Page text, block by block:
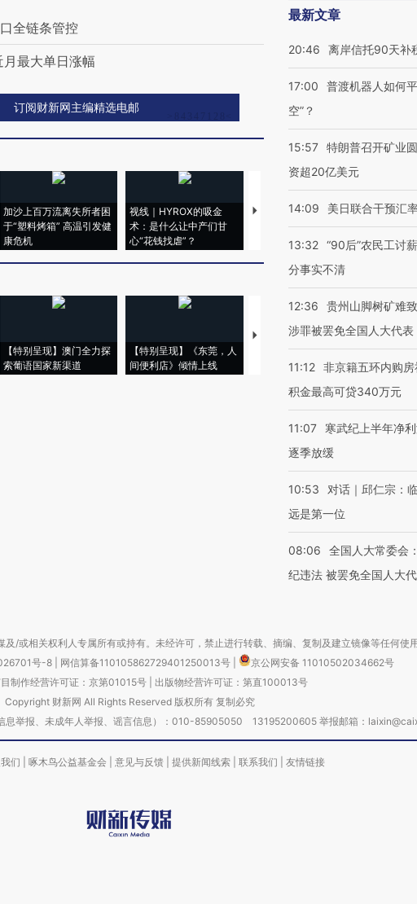
全链条管控
最大单日涨幅
订阅财新网主编精选电邮
加沙上百万流离失所者困
于“塑料烤箱” 高温引发健
康危机
视线｜HYROX的吸金
术：是什么让中产们甘
心“花钱找虐”？
马航飞行员跨国走私7万
粒摇头丸 尿检体内含3种
视线｜
度Z世
育部长
【特别呈现】澳门全力探
索葡语国家新渠道
【特别呈现】《东莞，人
间便利店》倾情上线
【推广】走进第四届链博
会，让数智科技“链”接产
【特别
有意思
最新文章
20:46 离岸信托90天补
17:00
普渡机器人如何
空”？
15:57 特朗普召开矿业
资超20亿美元
14:09 美日联合干预汇
13:32 “90后”农民工讨
分事实不清
12:36
贵州山脚树矿难
涉罪被罢免全国人大代表
11:12 非京籍五环内购
积金最高可贷340万元
11:07
寒武纪上半年净
逐季放缓
10:53
对话｜邱仁宗：
远是第一位
08:06
全国人大常委会
纪违法 被罢免全国人大
/或相关权利人专属所有或持有。未经许可，禁止进行转载、摘编、复制及建立镜像等任何使用
号-8 网信算备110105862729401250013号
京公网安备 11010502034662号
制作经营许可证：京第01015号| 出版物经营许可证：第直100013号
Copyright 财新网 All Rights Reserved 版权所有 复制必究
息举报、未成年人举报、谣言信息）：010-85905050 13195200605 举报邮箱：
们 啄木鸟公益基金会 意见与反馈 提供新闻线索 联系我们 友情链接